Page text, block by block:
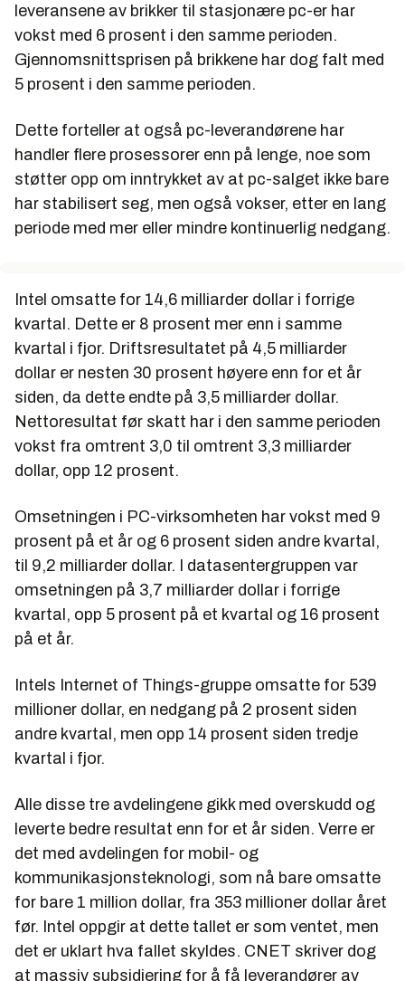
leveransene av brikker til stasjonære pc-er har
vokst med 6 prosent i den samme perioden.
Gjennomsnittsprisen på brikkene har dog falt med
5 prosent i den samme perioden.
Dette forteller at også pc-leverandørene har
handler flere prosessorer enn på lenge, noe som
støtter opp om inntrykket av at pc-salget ikke bare
har stabilisert seg, men også vokser, etter en lang
periode med mer eller mindre kontinuerlig nedgang.
Intel omsatte for 14,6 milliarder dollar i forrige
kvartal. Dette er 8 prosent mer enn i samme
kvartal i fjor. Driftsresultatet på 4,5 milliarder
dollar er nesten 30 prosent høyere enn for et år
siden, da dette endte på 3,5 milliarder dollar.
Nettoresultat før skatt har i den samme perioden
vokst fra omtrent 3,0 til omtrent 3,3 milliarder
dollar, opp 12 prosent.
Omsetningen i PC-virksomheten har vokst med 9
prosent på et år og 6 prosent siden andre kvartal,
til 9,2 milliarder dollar. I datasentergruppen var
omsetningen på 3,7 milliarder dollar i forrige
kvartal, opp 5 prosent på et kvartal og 16 prosent
på et år.
Intels Internet of Things-gruppe omsatte for 539
millioner dollar, en nedgang på 2 prosent siden
andre kvartal, men opp 14 prosent siden tredje
kvartal i fjor.
Alle disse tre avdelingene gikk med overskudd og
leverte bedre resultat enn for et år siden. Verre er
det med avdelingen for mobil- og
kommunikasjonsteknologi, som nå bare omsatte
for bare 1 million dollar, fra 353 millioner dollar året
før. Intel oppgir at dette tallet er som ventet, men
det er uklart hva fallet skyldes. CNET skriver dog
at massiv subsidiering for å få leverandører av